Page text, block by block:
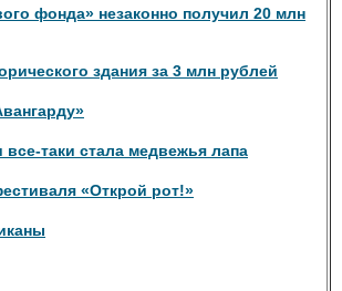
фонда» незаконно получил 20 млн
здания за 3 млн рублей
таки стала медвежья лапа
«Открой рот!»